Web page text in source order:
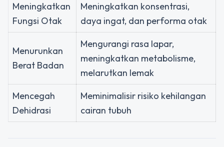
Meningkatkan
Fungsi Otak
Meningkatkan konsentrasi,
daya ingat, dan performa otak
Menurunkan
Berat Badan
Mengurangi rasa lapar,
meningkatkan metabolisme,
melarutkan lemak
Mencegah
Dehidrasi
Meminimalisir risiko kehilangan
cairan tubuh